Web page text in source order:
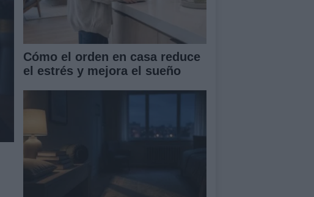
Cómo el orden en casa reduce
el estrés y mejora el sueño